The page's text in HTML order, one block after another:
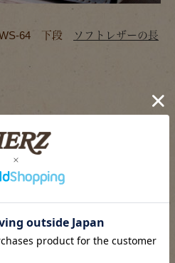
64 下段
ソフトレザーの長